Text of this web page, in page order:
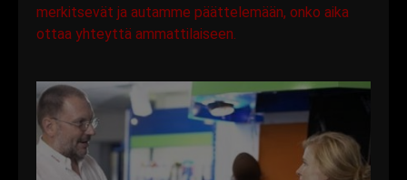
merkitsevät ja autamme päättelemään, onko aika
ottaa yhteyttä ammattilaiseen.